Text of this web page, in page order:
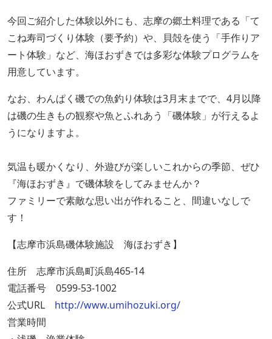
今回ご紹介した体験以外にも、志摩の郷土料理である「て
こね寿司づくり体験（要予約）や、貝殻を使う「手作りア
ート体験」など、海ほおずきでは多彩な体験プログラムを
用意しています。
なお、わんぱく磯での魚釣り体験は3月末までで、4月以降
は磯の生きもの観察や魚とふれあう「磯体験」が行えるよ
うになりますよ。
気温も暖かくなり、外遊びが楽しいこれからの季節、ぜひ
『海ほおずき』で磯体験をしてみませんか？
ファミリーで素敵な思い出が作れること、間違いなしで
す！
【志摩市浜島磯体験施設 海ほおずき】
住所 志摩市浜島町浜島465-14
電話番号 0599-53-1002
公式URL http://www.umihozuki.org/
営業時間